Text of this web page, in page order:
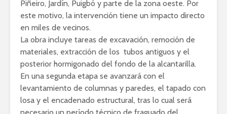
Piñeiro, Jardín, Puigbó y parte de la zona oeste. Por
este motivo, la intervención tiene un impacto directo
en miles de vecinos.
La obra incluye tareas de excavación, remoción de
materiales, extracción de los tubos antiguos y el
posterior hormigonado del fondo de la alcantarilla.
En una segunda etapa se avanzará con el
levantamiento de columnas y paredes, el tapado con
losa y el encadenado estructural, tras lo cual será